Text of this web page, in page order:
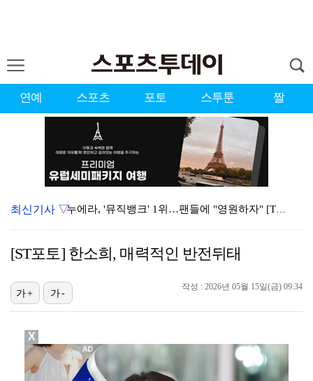
연예 스포츠 포토 스투툰 짤
누에라, '뮤직뱅크' 1위…팬들에 "영원하자" [TV캡…
강채연, 제주삼다수 2R 깜짝 선두 도약…박민지 공동 …
폭발까지 5분…안보현·정은채, 목숨 건 사투 시작(재벌…
대놓고 '심판 마사지'로 결재 받기도…최종 결재권자는 …
최신기사 ▽
[ST포토] 한소희, 매력적인 반전뒤태
작성 : 2026년 05월 15일(금) 09:34
가+ 가-
X